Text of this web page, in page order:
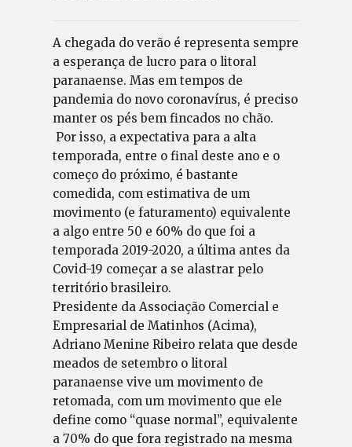
A chegada do verão é representa sempre
a esperança de lucro para o litoral
paranaense. Mas em tempos de
pandemia do novo coronavírus, é preciso
manter os pés bem fincados no chão.
Por isso, a expectativa para a alta
temporada, entre o final deste ano e o
começo do próximo, é bastante
comedida, com estimativa de um
movimento (e faturamento) equivalente
a algo entre 50 e 60% do que foi a
temporada 2019-2020, a última antes da
Covid-19 começar a se alastrar pelo
território brasileiro.
Presidente da Associação Comercial e
Empresarial de Matinhos (Acima),
Adriano Menine Ribeiro relata que desde
meados de setembro o litoral
paranaense vive um movimento de
retomada, com um movimento que ele
define como “quase normal”, equivalente
a 70% do que fora registrado na mesma